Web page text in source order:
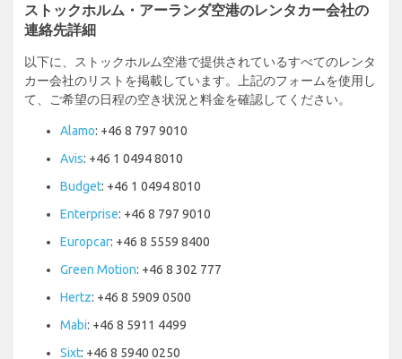
ストックホルム・アーランダ空港のレンタカー会社の
連絡先詳細
以下に、ストックホルム空港で提供されているすべてのレンタ
カー会社のリストを掲載しています。上記のフォームを使用し
て、ご希望の日程の空き状況と料金を確認してください。
Alamo: +46 8 797 9010
Avis: +46 1 0494 8010
Budget: +46 1 0494 8010
Enterprise: +46 8 797 9010
Europcar: +46 8 5559 8400
Green Motion: +46 8 302 777
Hertz: +46 8 5909 0500
Mabi: +46 8 5911 4499
Sixt: +46 8 5940 0250